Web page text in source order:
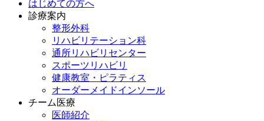
はじめての方へ
診療案内
整形外科
リハビリテーション科
通所リハビリセンター
スポーツリハビリ
健康教室・ピラティス
オーダーメイドインソール
チーム医療
医師紹介